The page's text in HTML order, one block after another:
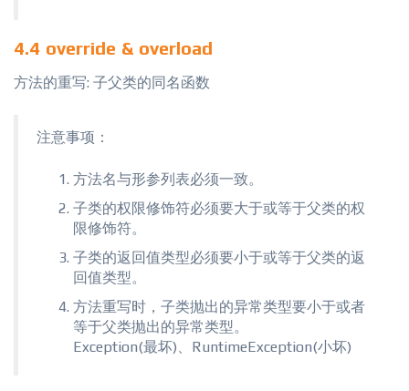
4.4 override & overload
方法的重写: 子父类的同名函数
注意事项：
方法名与形参列表必须一致。
子类的权限修饰符必须要大于或等于父类的权
限修饰符。
子类的返回值类型必须要小于或等于父类的返
回值类型。
方法重写时，子类抛出的异常类型要小于或者
等于父类抛出的异常类型。
Exception(最坏)、RuntimeException(小坏)